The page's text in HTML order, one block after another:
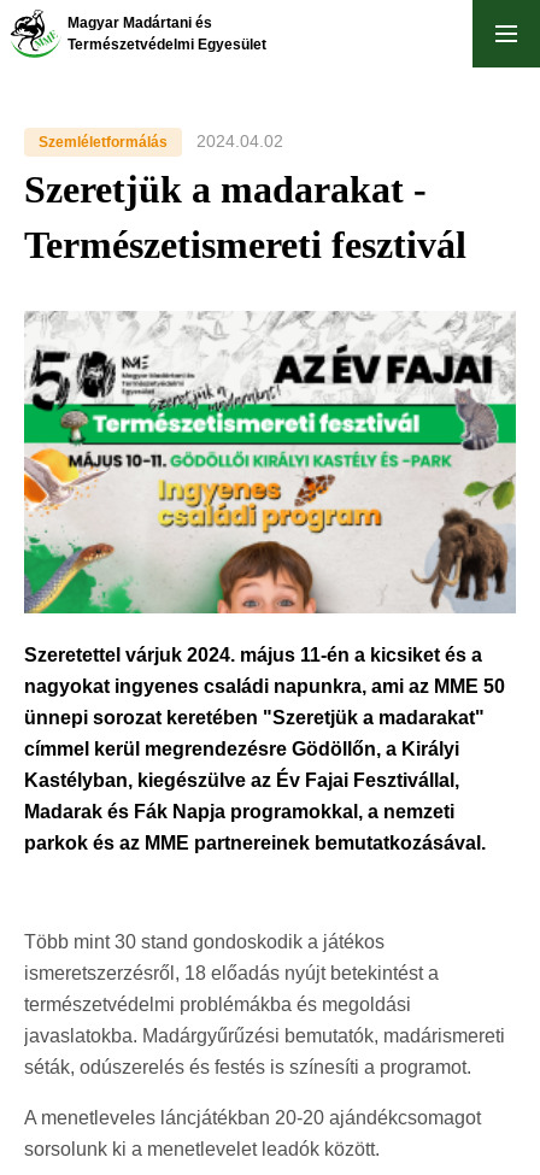
Ugrás
Magyar Madártani és
Természetvédelmi Egyesület
Szemléletformálás 2024.04.02
Szeretjük a madarakat -
Természetismereti fesztivál
Szeretettel várjuk 2024. május 11-én a kicsiket és a
nagyokat ingyenes családi napunkra, ami az MME 50
ünnepi sorozat keretében "Szeretjük a madarakat"
címmel kerül megrendezésre Gödöllőn, a Királyi
Kastélyban, kiegészülve az Év Fajai Fesztivállal,
Madarak és Fák Napja programokkal, a nemzeti
parkok és az MME partnereinek bemutatkozásával.
Több mint 30 stand gondoskodik a játékos
ismeretszerzésről, 18 előadás nyújt betekintést a
természetvédelmi problémákba és megoldási
javaslatokba. Madárgyűrűzési bemutatók, madárismereti
séták, odúszerelés és festés is színesíti a programot.
A menetleveles láncjátékban 20-20 ajándékcsomagot
sorsolunk ki a menetlevelet leadók között.